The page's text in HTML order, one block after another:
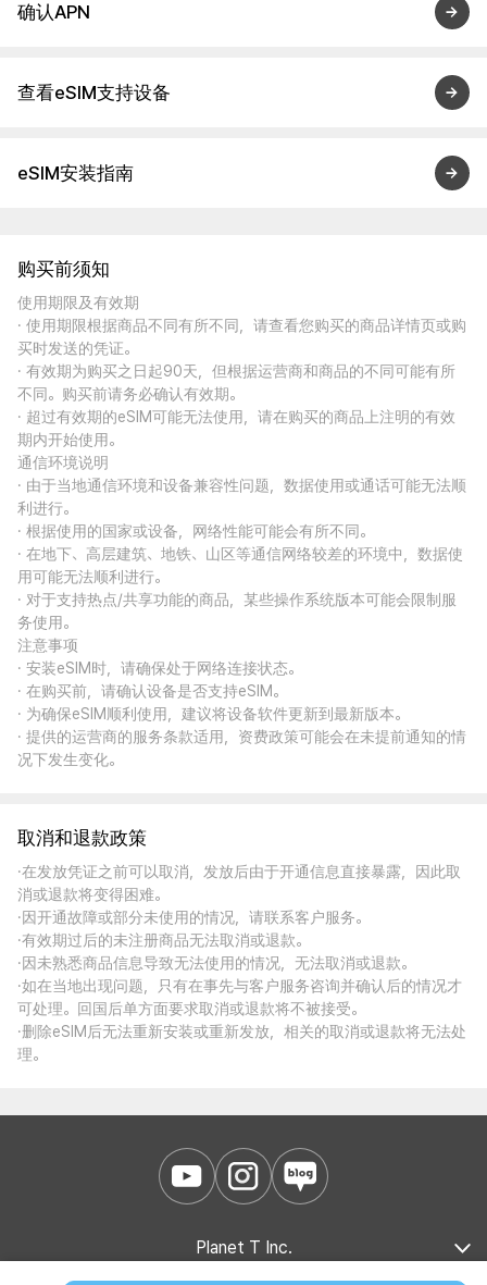
确认APN
查看eSIM支持设备
eSIM安装指南
购买前须知
使用期限及有效期
· 使用期限根据商品不同有所不同，请查看您购买的商品详情页或购
买时发送的凭证。
· 有效期为购买之日起90天，但根据运营商和商品的不同可能有所
不同。购买前请务必确认有效期。
· 超过有效期的eSIM可能无法使用，请在购买的商品上注明的有效
期内开始使用。
通信环境说明
· 由于当地通信环境和设备兼容性问题，数据使用或通话可能无法顺
利进行。
· 根据使用的国家或设备，网络性能可能会有所不同。
· 在地下、高层建筑、地铁、山区等通信网络较差的环境中，数据使
用可能无法顺利进行。
· 对于支持热点/共享功能的商品，某些操作系统版本可能会限制服
务使用。
注意事项
· 安装eSIM时，请确保处于网络连接状态。
· 在购买前，请确认设备是否支持eSIM。
· 为确保eSIM顺利使用，建议将设备软件更新到最新版本。
· 提供的运营商的服务条款适用，资费政策可能会在未提前通知的情
况下发生变化。
取消和退款政策
·在发放凭证之前可以取消，发放后由于开通信息直接暴露，因此取
消或退款将变得困难。
·因开通故障或部分未使用的情况，请联系客户服务。
·有效期过后的未注册商品无法取消或退款。
·因未熟悉商品信息导致无法使用的情况，无法取消或退款。
·如在当地出现问题，只有在事先与客户服务咨询并确认后的情况才
可处理。回国后单方面要求取消或退款将不被接受。
·删除eSIM后无法重新安装或重新发放，相关的取消或退款将无法处
理。
Planet T Inc.